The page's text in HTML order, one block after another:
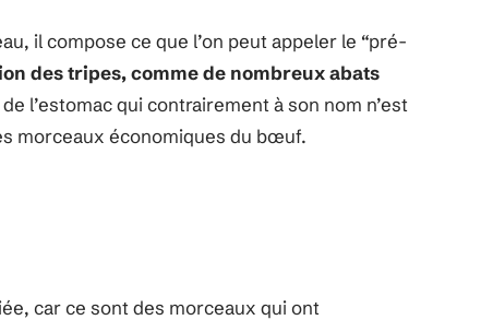
il compose ce que l’on peut appeler le “pré-
des tripes, comme de nombreux abats
l’estomac qui contrairement à son nom n’est
morceaux économiques du bœuf.
car ce sont des morceaux qui ont